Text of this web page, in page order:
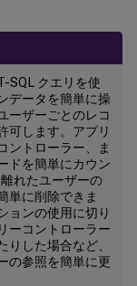
SQL クエリを使
データを簡単に操
ーザーごとのレコ
可します。アプリ
ントローラー、ま
ドを簡単にカウン
れたユーザーの
単に削除できま
ョンの使用に切り
ーコントローラー
りした場合など、
の参照を簡単に更